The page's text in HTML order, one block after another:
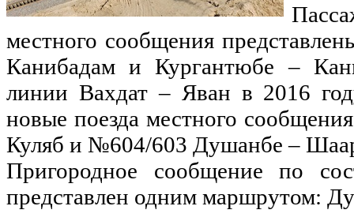
местного сообщения
Канибадам и Кургантюбе –
линии Вахдат – Яван в 2016
новые поезда местного
Куляб и №604/603 Душанбе –
Пригородное сообщение по
представлен одним маршрутом: